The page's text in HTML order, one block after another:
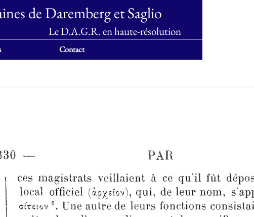
de Daremberg et Saglio
Le D.A.G.R. en haute-résolution
Contact